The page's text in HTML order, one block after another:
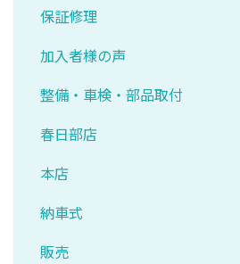
保証修理
加入者様の声
整備・車検・部品取付
春日部店
本店
納車式
販売